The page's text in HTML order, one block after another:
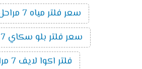
سعر فلتر مياه 7 مراحل تانك
سعر فلتر بلو سكاي 7 مراحل
فلتر اكوا لايف 7 مراحل